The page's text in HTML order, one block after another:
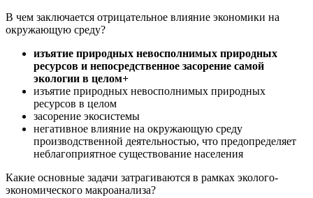
В чем заключается отрицательное влияние экономики на
окружающую среду?
изъятие природных невосполнимых природных
ресурсов и непосредственное засорение самой
экологии в целом+
изъятие природных невосполнимых природных
ресурсов в целом
засорение экосистемы
негативное влияние на окружающую среду
производственной деятельностью, что предопределяет
неблагоприятное существование населения
Какие основные задачи затрагиваются в рамках эколого-
экономического макроанализа?